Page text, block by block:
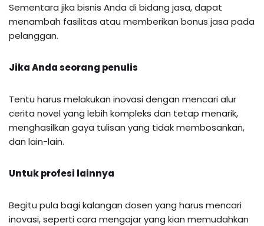
Sementara jika bisnis Anda di bidang jasa, dapat
menambah fasilitas atau memberikan bonus jasa pada
pelanggan.
Jika Anda seorang penulis
Tentu harus melakukan inovasi dengan mencari alur
cerita novel yang lebih kompleks dan tetap menarik,
menghasilkan gaya tulisan yang tidak membosankan,
dan lain-lain.
Untuk profesi lainnya
Begitu pula bagi kalangan dosen yang harus mencari
inovasi, seperti cara mengajar yang kian memudahkan